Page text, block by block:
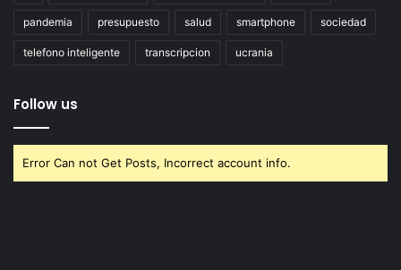
pandemia presupuesto salud smartphone sociedad
telefono inteligente transcripcion ucrania
Follow us
Error Can not Get Posts, Incorrect account info.